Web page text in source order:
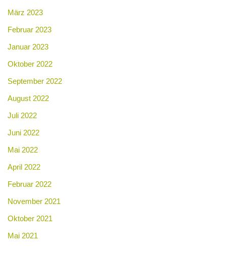
März 2023
Februar 2023
Januar 2023
Oktober 2022
September 2022
August 2022
Juli 2022
Juni 2022
Mai 2022
April 2022
Februar 2022
November 2021
Oktober 2021
Mai 2021